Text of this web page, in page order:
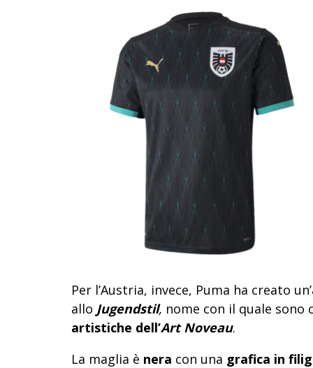
Per l’Austria, invece, Puma ha creato un’
allo Jugendstil, nome con il quale sono
artistiche dell’Art Noveau.
La maglia è nera con una grafica in